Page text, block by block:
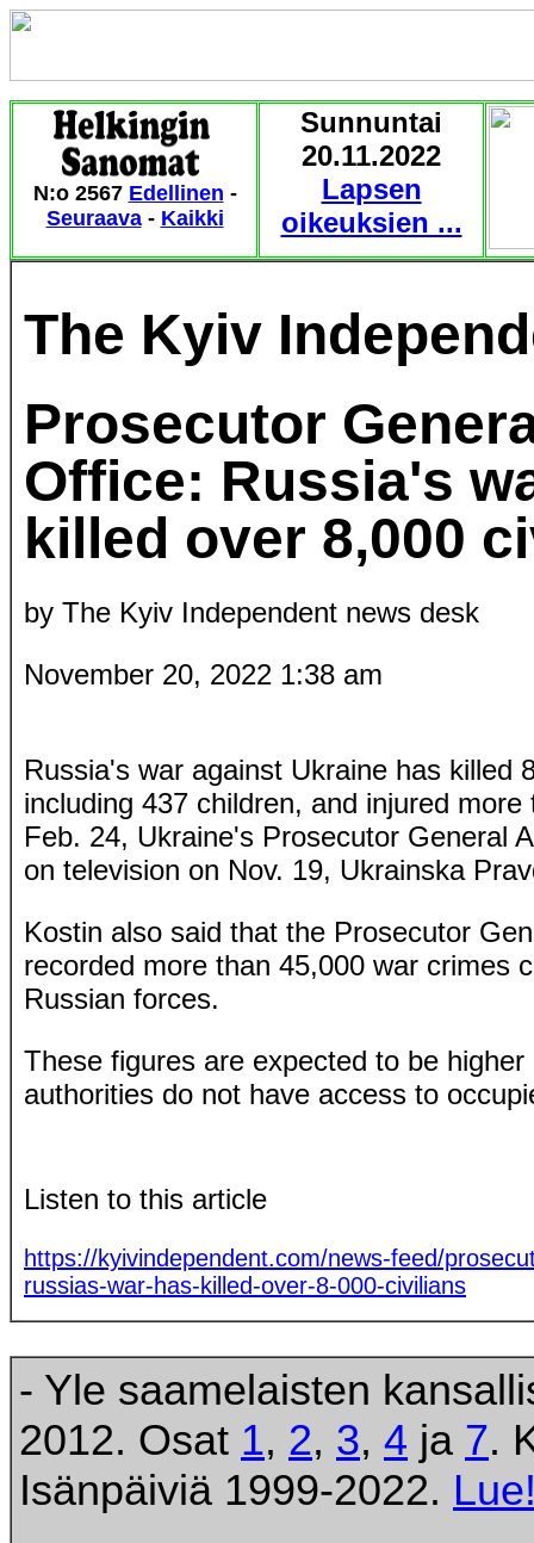
N:o 2567 Edellinen -
Seuraava- Kaikki
Sunnuntai
20.11.2022
Lapsen
oikeuksien ...
The Kyiv
Prosecutor
Office: Russia's
killed over 8,000
by The Kyiv Independent news desk
November 20, 2022 1:38 am
Russia's war against Ukraine has killed
including 437 children, and injured more
Feb. 24, Ukraine's Prosecutor General
on television on Nov. 19, Ukrainska
Kostin also said that the Prosecutor
recorded more than 45,000 war crimes
Russian forces.
These figures are expected to be higher
authorities do not have access to
Listen to this article
https://kyivindependent.com/news-feed/
russias-war-has-killed-over-8-000-civilians
- Yle saamelaisten
2012. Osat 1, 2, 3, 4 ja 7.
Isänpäiviä 1999-2022.